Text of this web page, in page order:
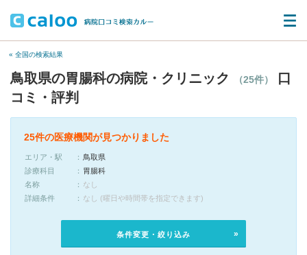
« 全国の検索結果
鳥取県の胃腸科の病院・クリニック （25件）
口
コミ・評判
25件の医療機関が見つかりました
エリア・駅
鳥取県
診療科目
胃腸科
名称
なし
詳細条件
なし (曜日や時間帯を指定できます)
条件変更・絞り込み